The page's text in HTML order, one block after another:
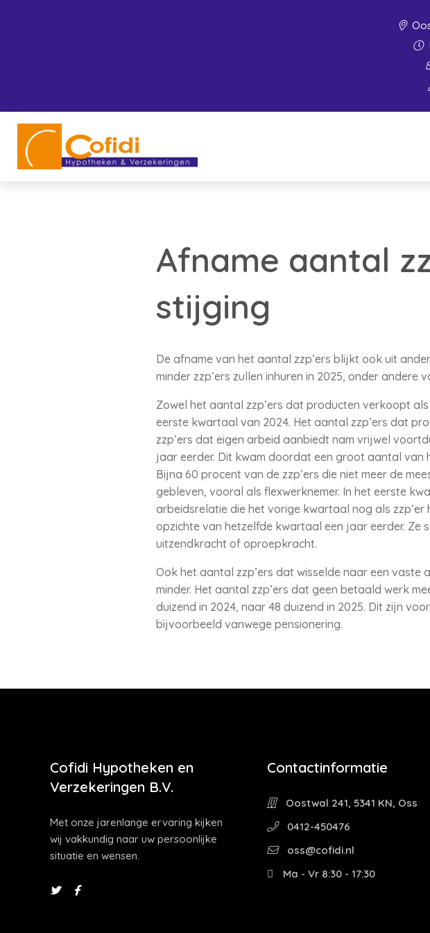
Afname aantal
stijging
De afname van het aantal zzp’ers blijkt ook uit
minder zzp’ers zullen inhuren in 2025, onder
Zowel het aantal zzp’ers dat producten verkoopt
eerste kwartaal van 2024. Het aantal zzp’ers dat
zzp’ers dat eigen arbeid aanbiedt nam vrijwel
jaar eerder. Dit kwam doordat een groot aantal van
Bijna 60 procent van de zzp’ers die niet meer de
gebleven, vooral als flexwerknemer. In het eerste
arbeidsrelatie die het vorige kwartaal nog als
opzichte van hetzelfde kwartaal een jaar eerder.
uitzendkracht of oproepkracht.
Ook het aantal zzp’ers dat wisselde naar een vaste
minder. Het aantal zzp’ers dat geen betaald werk
duizend in 2024, naar 48 duizend in 2025. Dit zijn
bijvoorbeeld vanwege pensionering.
Cofidi Hypotheken en
Verzekeringen B.V.
Met onze jarenlange ervaring kijken
wij vakkundig naar uw persoonlijke
situatie en wensen.
Contactinformatie
Oostwal 241, 5341 KN, Oss
0412-450476
oss@cofidi.nl
Ma - Vr 8:30 - 17:30